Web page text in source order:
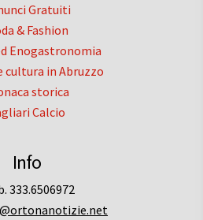
Gratuiti
& Fashion
Enogastronomia
cultura in Abruzzo
storica
Calcio
Info
333.6506972